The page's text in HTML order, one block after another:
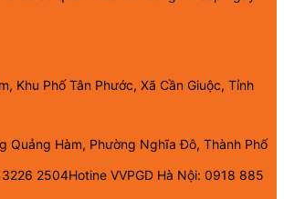
Khu Phố Tân Phước, Xã Cần Giuộc, Tỉnh
Quảng Hàm, Phường Nghĩa Đô, Thành Phố
2504Hotine VVPGD Hà Nội: 0918 885